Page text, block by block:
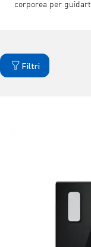
corporea per
Filtri